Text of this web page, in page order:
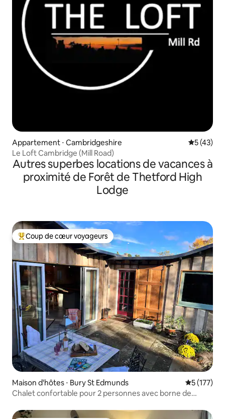
Appartement ⋅ Cambridgeshire
5 (43)
Le Loft Cambridge (Mill Road)
Autres superbes locations de vacances à
proximité de Forêt de Thetford High
Lodge
Coups de cœur voyageurs les plus appréciés
Coup de cœur voyageurs
Maison d'hôtes ⋅ Bury St Edmunds Évaluation
5 (177)
Chalet confortable pour 2 personnes avec borne de